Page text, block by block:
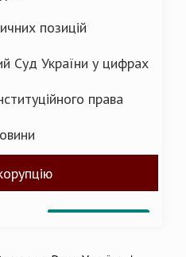
позицій
Суд України у цифрах
права